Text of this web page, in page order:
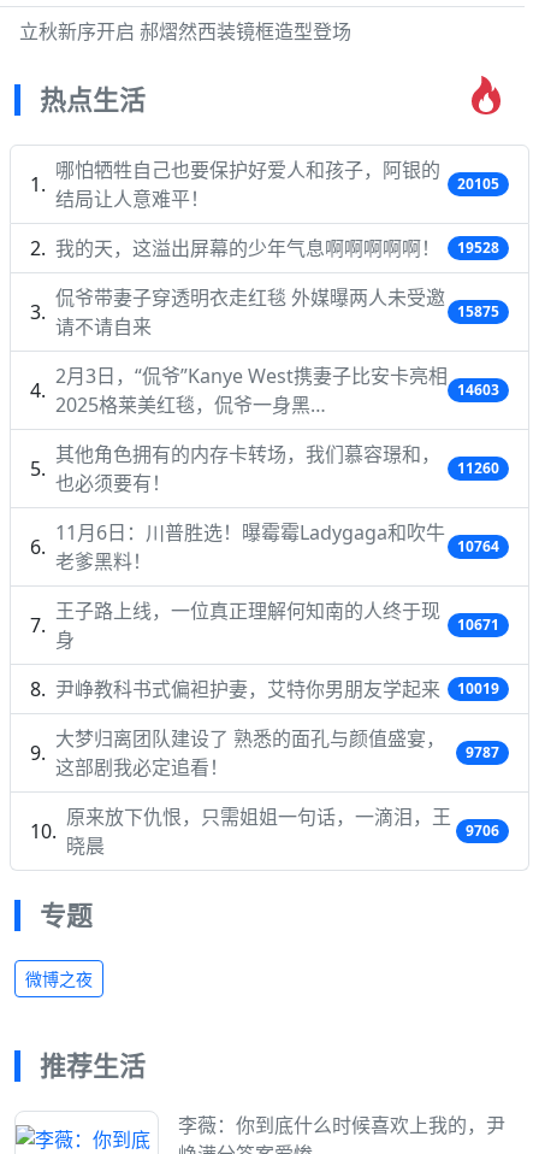
立秋新序开启 郝熠然西装镜框造型登场
热点生活
哪怕牺牲自己也要保护好爱人和孩子，阿银的
结局让人意难平！
20105
我的天，这溢出屏幕的少年气息啊啊啊啊啊！ 19528
侃爷带妻子穿透明衣走红毯 外媒曝两人未受邀
请不请自来
15875
2月3日，“侃爷”Kanye West携妻子比安卡亮相
2025格莱美红毯，侃爷一身黑…
14603
其他角色拥有的内存卡转场，我们慕容璟和，
也必须要有！
11260
11月6日：川普胜选！曝霉霉Ladygaga和吹牛
老爹黑料！
10764
王子路上线，一位真正理解何知南的人终于现
身
10671
尹峥教科书式偏袒护妻，艾特你男朋友学起来 10019
大梦归离团队建设了 熟悉的面孔与颜值盛宴，
这部剧我必定追看！
9787
原来放下仇恨，只需姐姐一句话，一滴泪，王
晓晨
9706
专题
微博之夜
推荐生活
李薇：你到底什么时候喜欢上我的，尹